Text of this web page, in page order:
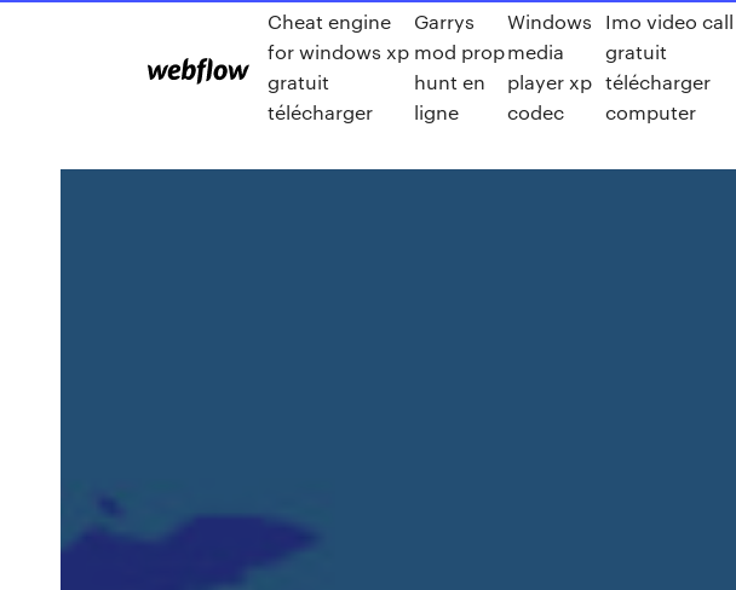
Cheat engine
for windows xp
gratuit
télécharger
Garrys
mod prop
hunt en
ligne
Windows
media
player xp
codec
Imo video call
gratuit
télécharger
computer